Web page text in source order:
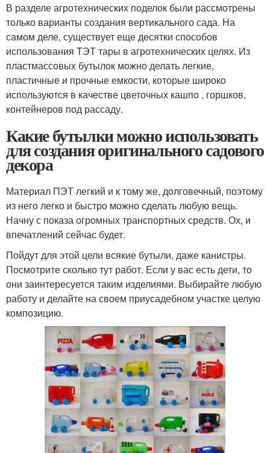
В разделе агротехнических поделок были рассмотрены
только варианты создания вертикального сада. На
самом деле, существует еще десятки способов
использования ТЭТ тары в агротехнических целях. Из
пластмассовых бутылок можно делать легкие,
пластичные и прочные емкости, которые широко
используются в качестве цветочных кашпо , горшков,
контейнеров под рассаду.
Какие бутылки можно использовать
для создания оригинального садового
декора
Материал ПЭТ легкий и к тому же, долговечный, поэтому
из него легко и быстро можно сделать любую вещь.
Начну с показа огромных транспортных средств. Ох, и
впечатлений сейчас будет.
Пойдут для этой цели всякие бутыли, даже канистры.
Посмотрите сколько тут работ. Если у вас есть дети, то
они заинтересуется таким изделиями. Выбирайте любую
работу и делайте на своем приусадебном участке целую
композицию.